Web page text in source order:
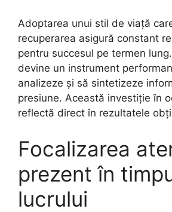
Adoptarea unui stil de viață
recuperarea asigură constant
pentru succesul pe termen
devine un instrument
analizeze și să sintetizeze
presiune. Această investiție în
reflectă direct în rezultatele
Focalizarea
prezent în
lucrului